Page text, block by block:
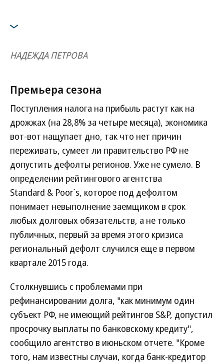
НАДЕЖДА ПЕТРОВА
Премьера сезона
Поступления налога на прибыль растут как на
дрожжах (на 28,8% за четыре месяца), экономика
вот-вот нащупает дно, так что нет причин
переживать, сумеет ли правительство РФ не
допустить дефолты регионов. Уже не сумело. В
определении рейтингового агентства
Standard & Poor`s, которое под дефолтом
понимает невыполнение заемщиком в срок
любых долговых обязательств, а не только
публичных, первый за время этого кризиса
региональный дефолт случился еще в первом
квартале 2015 года.
Столкнувшись с проблемами при
рефинансировании долга, "как минимум один
субъект РФ, не имеющий рейтингов S&P, допустил
просрочку выплаты по банковскому кредиту",
сообщило агентство в июньском отчете. "Кроме
того, нам известны случаи, когда банк-кредитор